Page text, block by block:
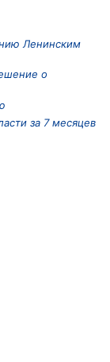
Ленинским
о
за 7 месяцев